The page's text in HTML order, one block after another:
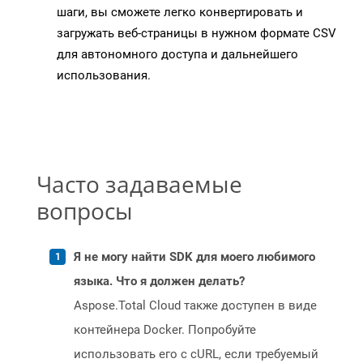
шаги, вы сможете легко конвертировать и
загружать веб-страницы в нужном формате CSV
для автономного доступа и дальнейшего
использования.
Часто задаваемые
вопросы
Я не могу найти SDK для моего любимого
языка. Что я должен делать?
Aspose.Total Cloud также доступен в виде
контейнера Docker. Попробуйте
использовать его с cURL, если требуемый